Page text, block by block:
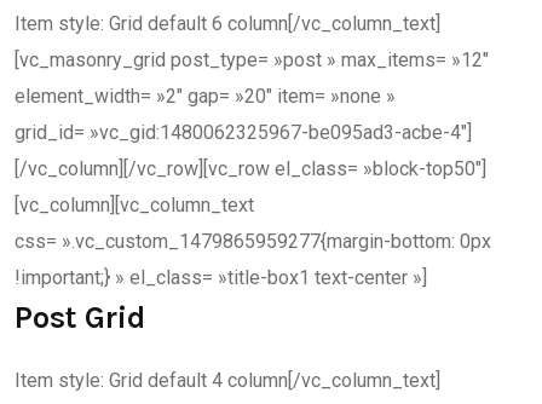
Item style: Grid default 6 column[/vc_column_text]
[vc_masonry_grid post_type= »post » max_items= »12″
element_width= »2″ gap= »20″ item= »none »
grid_id= »vc_gid:1480062325967-be095ad3-acbe-4″]
[/vc_column][/vc_row][vc_row el_class= »block-top50″]
[vc_column][vc_column_text
css= ».vc_custom_1479865959277{margin-bottom: 0px
!important;} » el_class= »title-box1 text-center »]
Post Grid
Item style: Grid default 4 column[/vc_column_text]